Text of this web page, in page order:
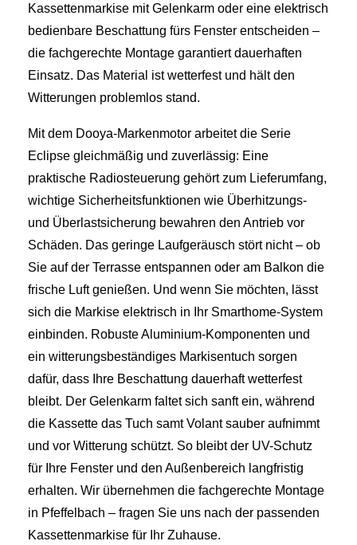
Kassettenmarkise mit Gelenkarm oder eine elektrisch
bedienbare Beschattung fürs Fenster entscheiden –
die fachgerechte Montage garantiert dauerhaften
Einsatz. Das Material ist wetterfest und hält den
Witterungen problemlos stand.
Mit dem Dooya-Markenmotor arbeitet die Serie
Eclipse gleichmäßig und zuverlässig: Eine
praktische Radiosteuerung gehört zum Lieferumfang,
wichtige Sicherheitsfunktionen wie Überhitzungs-
und Überlastsicherung bewahren den Antrieb vor
Schäden. Das geringe Laufgeräusch stört nicht – ob
Sie auf der Terrasse entspannen oder am Balkon die
frische Luft genießen. Und wenn Sie möchten, lässt
sich die Markise elektrisch in Ihr Smarthome-System
einbinden. Robuste Aluminium-Komponenten und
ein witterungsbeständiges Markisentuch sorgen
dafür, dass Ihre Beschattung dauerhaft wetterfest
bleibt. Der Gelenkarm faltet sich sanft ein, während
die Kassette das Tuch samt Volant sauber aufnimmt
und vor Witterung schützt. So bleibt der UV-Schutz
für Ihre Fenster und den Außenbereich langfristig
erhalten. Wir übernehmen die fachgerechte Montage
in Pfeffelbach – fragen Sie uns nach der passenden
Kassettenmarkise für Ihr Zuhause.